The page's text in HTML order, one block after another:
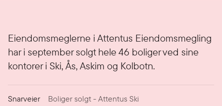
Eiendomsmeglerne i Attentus Eiendomsmegling
har i september solgt hele 46 boliger ved sine
kontorer i Ski, Ås, Askim og Kolbotn.
Snarveier
Boliger solgt - Attentus Ski